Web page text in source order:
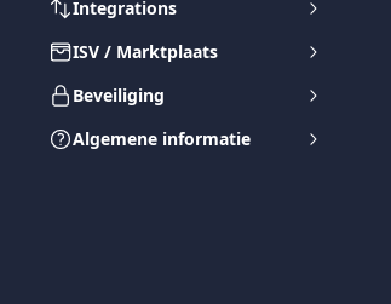
Integrations
ISV / Marktplaats
Beveiliging
Algemene informatie